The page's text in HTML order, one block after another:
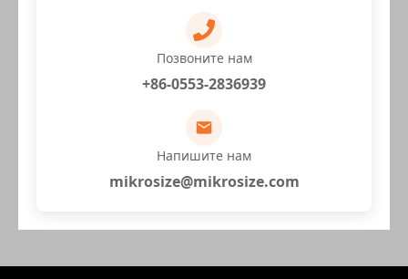
Позвоните нам
+86-0553-2836939
Напишите нам
mikrosize@mikrosize.com